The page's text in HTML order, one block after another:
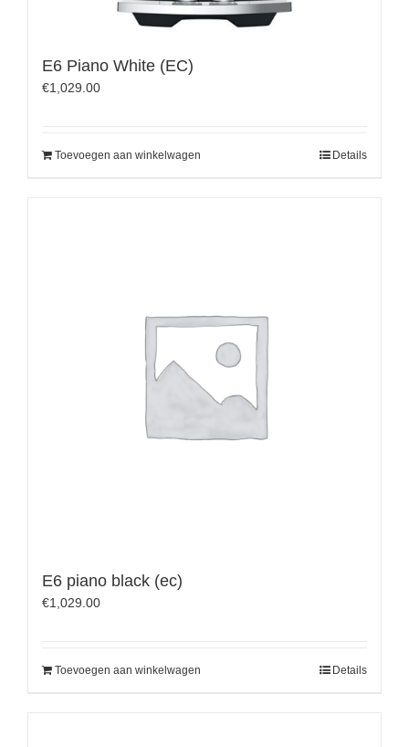
E6 Piano White (EC)
€1,029.00
Toevoegen aan winkelwagen Details
E6 piano black (ec)
€1,029.00
Toevoegen aan winkelwagen Details